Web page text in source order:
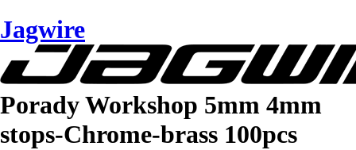
Jagwire
Porady Workshop 5mm 4mm
stops-Chrome-brass 100pcs